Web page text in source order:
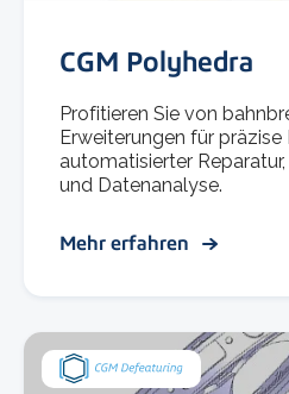
CGM Polyhedra
Profitieren Sie von
Erweiterungen für
automatisierter
und Datenanalyse.
Mehr erfahren